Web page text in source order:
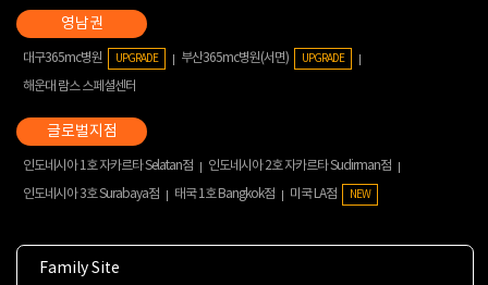
대구365mc병원 UPGRADE 부산365mc병원(서면) UPGRADE
해운대 람스 스페셜센터
인도네시아 1호 자카르타 Selatan점
인도네시아 2호 자카르타 Sudirman점
인도네시아 3호 Surabaya점
태국 1호 Bangkok점 미국 LA점 NEW
Family Site